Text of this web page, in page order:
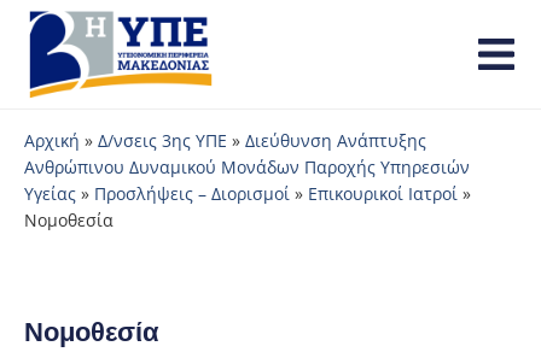
Αρχική » Δ/νσεις 3ης ΥΠΕ » Διεύθυνση Ανάπτυξης
Ανθρώπινου Δυναμικού Μονάδων Παροχής Υπηρεσιών
Υγείας » Προσλήψεις – Διορισμοί » Επικουρικοί Ιατροί »
Νομοθεσία
Νομοθεσία